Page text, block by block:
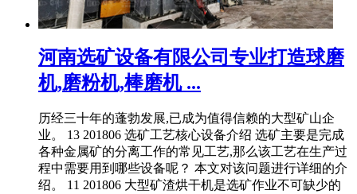
河南选矿设备有限公司专业打造球磨
机,磨粉机,棒磨机 ...
历经三十年的蓬勃发展,已成为值得信赖的大型矿山企
业。 13 201806 选矿工艺核心设备介绍 选矿主要是完成
各种金属矿的分离工作的常见工艺,那么该工艺在生产过
程中需要用到哪些设备呢？ 本文对该问题进行详细的介
绍。 11 201806 大型矿渣烘干机是选矿作业不可缺少的